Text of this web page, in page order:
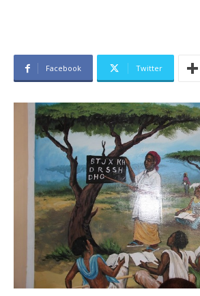
Facebook Twitter